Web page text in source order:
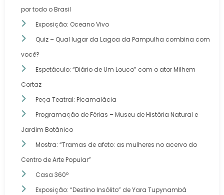
por todo o Brasil
Exposição: Oceano Vivo
Quiz – Qual lugar da Lagoa da Pampulha combina com
você?
Espetáculo: “Diário de Um Louco” com o ator Milhem
Cortaz
Peça Teatral: Picamalácia
Programação de Férias – Museu de História Natural e
Jardim Botânico
Mostra: “Tramas de afeto: as mulheres no acervo do
Centro de Arte Popular”
Casa 360º
Exposição: “Destino Insólito” de Yara Tupynambá